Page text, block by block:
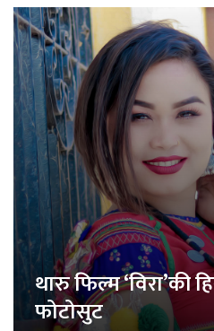
थारु फिल्म ‘विरा’की
फोटोसुट